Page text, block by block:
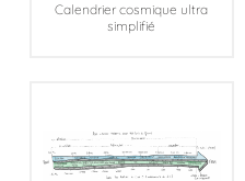
Calendrier cosmique ultra
simplifié